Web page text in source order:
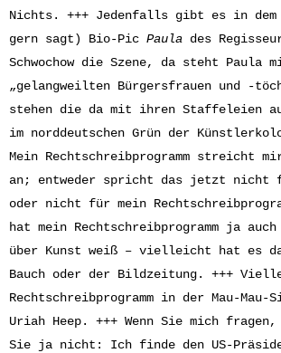
Nichts. +++ Jedenfalls gibt es in dem
gern sagt) Bio-Pic Paula des
Schwochow die Szene, da steht Paula
„gelangweilten Bürgersfrauen und -
stehen die da mit ihren Staffeleien
im norddeutschen Grün der
Mein Rechtschreibprogramm streicht
an; entweder spricht das jetzt nicht
oder nicht für mein
hat mein Rechtschreibprogramm ja
über Kunst weiß – vielleicht hat es
Bauch oder der Bildzeitung. +++
Rechtschreibprogramm in der Mau-Mau-
Uriah Heep. +++ Wenn Sie mich
Sie ja nicht: Ich finde den US-